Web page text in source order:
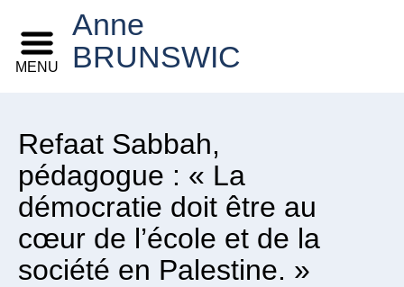
Anne
BRUNSWIC
MENU
Refaat Sabbah,
pédagogue : « La
démocratie doit être au
cœur de l’école et de la
société en Palestine. »